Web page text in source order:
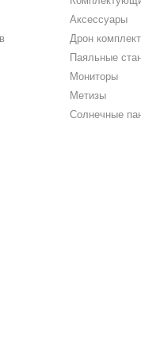
Аксессуары
Дрон
Паяльные
Мониторы
Метизы
Солнечные